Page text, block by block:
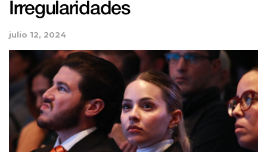
Irregularidades
julio 12, 2024